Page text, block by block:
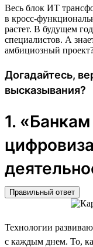
Весь блок ИТ
в кросс-
растет. В будущем
специалистов. А
амбициозный
Догадайтесь,
высказывания?
1.
Правильный ответ
Технологии
с каждым днем. То,